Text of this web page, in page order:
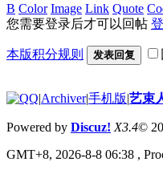
B Color Image Link Quote
您需要登录后才可以回帖
本版积分规则 发表回复
|Archiver|手机版|艺束
Powered by Discuz! X3.4©
GMT+8, 2026-8-8 06:38 ,